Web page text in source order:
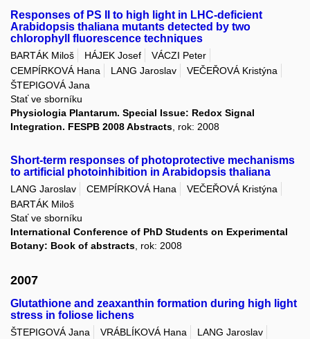
Responses of PS II to high light in LHC-deficient
Arabidopsis thaliana mutants detected by two
chlorophyll fluorescence techniques
BARTÁK Miloš HÁJEK Josef
VÁCZI Peter
CEMPÍRKOVÁ Hana
LANG Jaroslav
VEČEŘOVÁ Kristýna
ŠTEPIGOVÁ Jana
Stať ve sborníku
Physiologia Plantarum. Special Issue: Redox Signal
Integration. FESPB 2008 Abstracts , rok: 2008
Short-term responses of photoprotective mechanisms
to artificial photoinhibition in Arabidopsis thaliana
LANG Jaroslav CEMPÍRKOVÁ Hana
VEČEŘOVÁ Kristýna
BARTÁK Miloš
Stať ve sborníku
International Conference of PhD Students on Experimental
Botany: Book of abstracts , rok: 2008
2007
Glutathione and zeaxanthin formation during high light
stress in foliose lichens
ŠTEPIGOVÁ Jana VRÁBLÍKOVÁ Hana
LANG Jaroslav